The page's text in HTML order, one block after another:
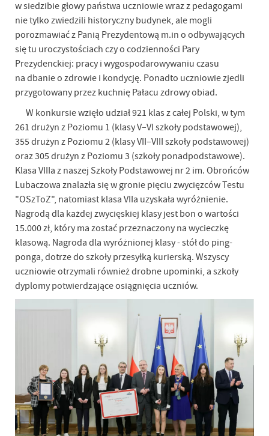
w siedzibie głowy państwa uczniowie wraz z pedagogami
nie tylko zwiedzili historyczny budynek, ale mogli
porozmawiać z Panią Prezydentową m.in o odbywających
się tu uroczystościach czy o codzienności Pary
Prezydenckiej: pracy i wygospodarowywaniu czasu
na dbanie o zdrowie i kondycję. Ponadto uczniowie zjedli
przygotowany przez kuchnię Pałacu zdrowy obiad.
W konkursie wzięło udział 921 klas z całej Polski, w tym
261 drużyn z Poziomu 1 (klasy V–VI szkoły podstawowej),
355 drużyn z Poziomu 2 (klasy VII–VIII szkoły podstawowej)
oraz 305 drużyn z Poziomu 3 (szkoły ponadpodstawowe).
Klasa VIIIa z naszej Szkoły Podstawowej nr 2 im. Obrońców
Lubaczowa znalazła się w gronie pięciu zwycięzców Testu
"OSzToZ", natomiast klasa VIIa uzyskała wyróżnienie.
Nagrodą dla każdej zwycięskiej klasy jest bon o wartości
15.000 zł, który ma zostać przeznaczony na wycieczkę
klasową. Nagroda dla wyróżnionej klasy - stół do ping-
ponga, dotrze do szkoły przesyłką kurierską. Wszyscy
uczniowie otrzymali również drobne upominki, a szkoły
dyplomy potwierdzające osiągnięcia uczniów.